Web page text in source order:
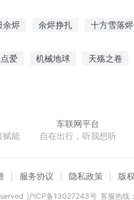
余烬 余烬挣扎 十方雪落
爱 机械地球 天殇之卷
赋能
车联网平台
自在出行，听我想听
服务协议 隐私政策 版
沪ICP备13027243号 客服热线